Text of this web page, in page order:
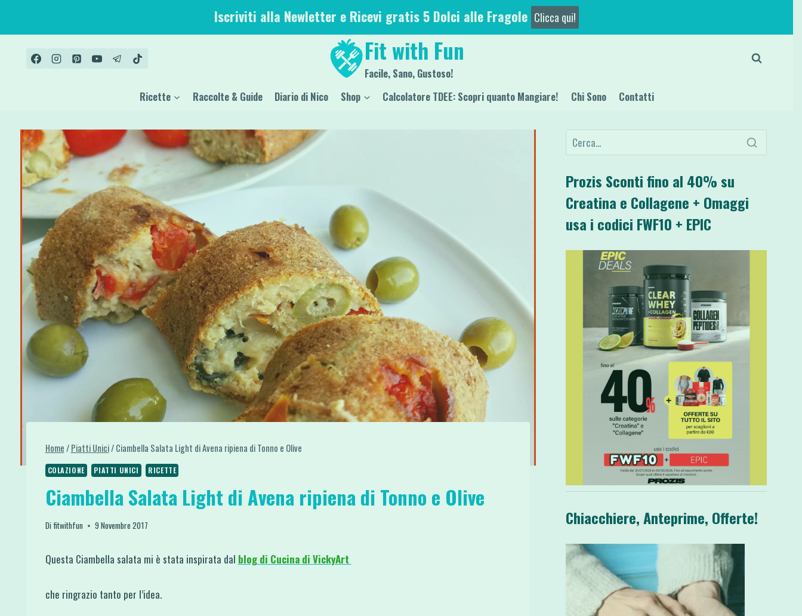
contenuto
Iscriviti alla Newletter e Ricevi gratis 5 Dolci alle Fragole Clicca qui!
Fit with Fun
Facile, Sano, Gustoso!
Ricette Raccolte & Guide Diario di Nico Shop Calcolatore TDEE: Scopri quanto Mangiare! Chi Sono Contatti
Home/ Piatti Unici/ Ciambella Salata Light di Avena ripiena di Tonno e Olive
COLAZIONE PIATTI UNICI RICETTE
Ciambella Salata Light di Avena ripiena di Tonno e Olive
Difitwithfun 9 Novembre 2017
Questa Ciambella salata mi è stata inspirata dal blog di Cucina di VickyArt
che ringrazio tanto per l’idea.
Prozis Sconti fino al 40% su
Creatina e Collagene + Omaggi
usa i codici FWF10 + EPIC
Chiacchiere, Anteprime, Offerte!